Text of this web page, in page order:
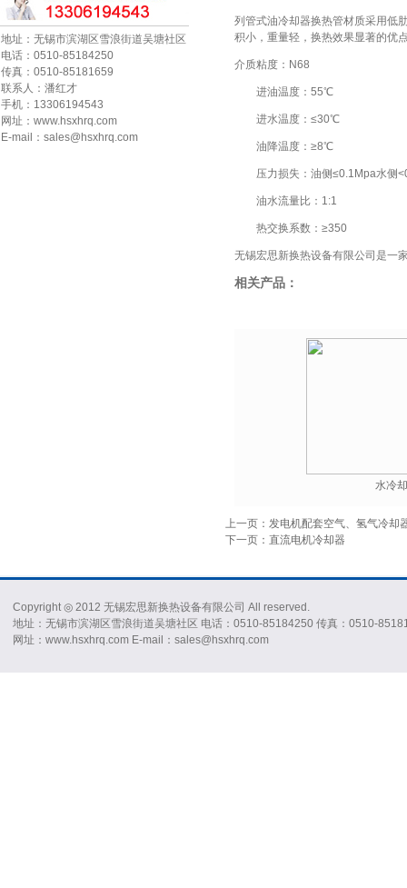
地址：无锡市滨湖区雪浪街道吴塘社区
电话：0510-85184250
传真：0510-85181659
联系人：潘红才
手机：13306194543
网址：www.hsxhrq.com
E-mail：sales@hsxhrq.com
列管式油冷却器换热管材质采用低
积小，重量轻，换热效果显著的优
介质粘度：N68
进油温度：55℃
进水温度：≤30℃
油降温度：≥8℃
压力损失：油侧≤0.1Mpa水侧
油水流量比：1:1
热交换系数：≥350
无锡宏思新换热设备有限公司是一
相关产品：
水冷
上一页：发电机配套空气、氢气冷却
下一页：直流电机冷却器
Copyright ◎ 2012 无锡宏思新换热设备有限公司 All reserved.
地址：无锡市滨湖区雪浪街道吴塘社区 电话：0510-85184250 传真：0510-
网址：www.hsxhrq.com E-mail：sales@hsxhrq.com